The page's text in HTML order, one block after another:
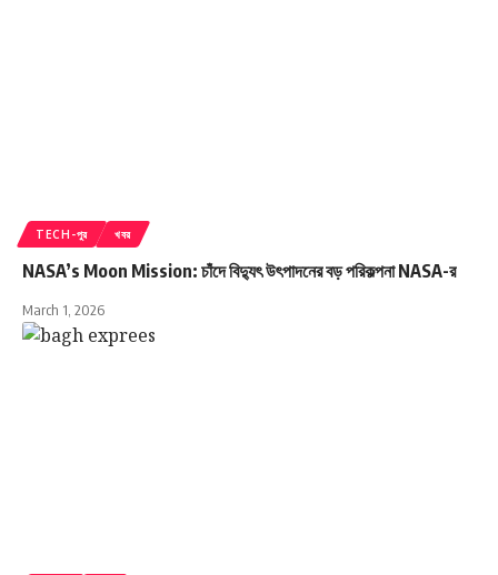
TECH-পুর খবর
NASA’s Moon Mission: চাঁদে বিদ্যুৎ উৎপাদনের বড় পরিকল্পনা NASA-র
March 1, 2026